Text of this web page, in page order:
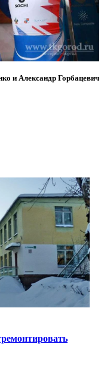
и Александр Горбацевич